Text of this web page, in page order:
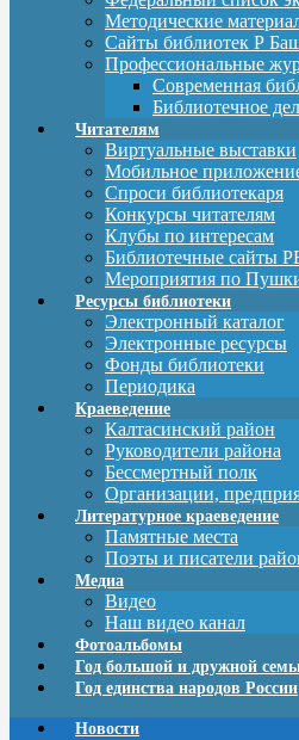
Методические
Сайты библиотек Р
Профессиональные
Современная
Библиотечное
Читателям
Виртуальные выставки
Мобильное
Спроси библиотекаря
Конкурсы читателям
Клубы по интересам
Библиотечные сайты
Мероприятия по
Ресурсы библиотеки
Электронный каталог
Электронные ресурсы
Фонды библиотеки
Периодика
Краеведение
Калтасинский район
Руководители района
Бессмертный полк
Организации,
Литературное краеведение
Памятные места
Поэты и писатели
Медиа
Видео
Наш видео канал
Фотоальбомы
Год большой и дружной
Год единства народов России
Новости